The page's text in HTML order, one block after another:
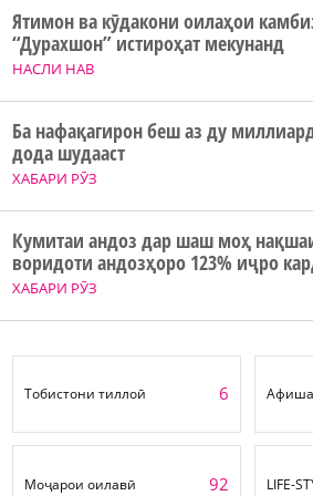
НАСЛИ НАВ
Ятимон ва кӯдакони оилаҳои
“Дурахшон” истироҳат мекунанд
ХАБАРИ РӮЗ
Ба нафақагирон беш аз ду
дода шудааст
ХАБАРИ РӮЗ
Кумитаи андоз дар шаш моҳ
воридоти андозҳоро 123% иҷро
Тобистони тиллоӣ 6 Афиша
Моҷарои оилавӣ 92 LIFE-